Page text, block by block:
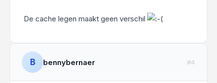
De cache legen maakt geen verschil
B bennybernaer #4